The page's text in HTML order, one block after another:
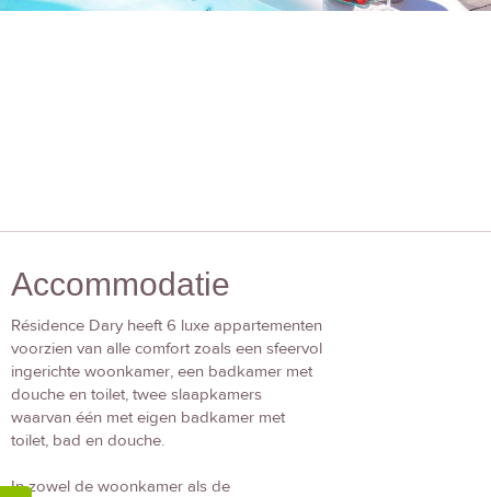
Accommodatie
Résidence Dary heeft 6 luxe appartementen
voorzien van alle comfort zoals een sfeervol
ingerichte woonkamer, een badkamer met
douche en toilet, twee slaapkamers
waarvan één met eigen badkamer met
toilet, bad en douche.
In zowel de woonkamer als de